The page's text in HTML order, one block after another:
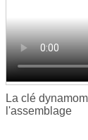
La clé
l'assemblage